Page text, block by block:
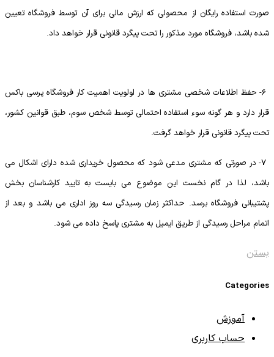
صورت استفاده رایگان از محصولی که ارزش مالی برای آن توسط فروشگاه تعیین
شده باشد، فروشگاه مورد مذکور را تحت پیگرد قانونی قرار خواهد داد.
6- حفظ اطلاعات شخصی مشتری ها در اولویت اهمیت کار فروشگاه پرسی باکس
قرار دارد و هر گونه سوء استفاده احتمالی توسط شخص سوم، طبق قوانین کشور،
تحت پیگرد قانونی قرار خواهد گرفت.
7- در صورتی که مشتری مدعی شود که محصول خریداری شده دارای اشکال می
باشد، لذا در گام نخست این موضوع می بایست به تایید کارشناسان بخش
پشتیبانی فروشگاه برسد. حداکثر زمان رسیدگی سه روز اداری می باشد و بعد از
اتمام مراحل رسیدگی از طریق ایمیل به مشتری پاسخ داده می شود.
بستن
Categories
آموزش
حساب کاربری